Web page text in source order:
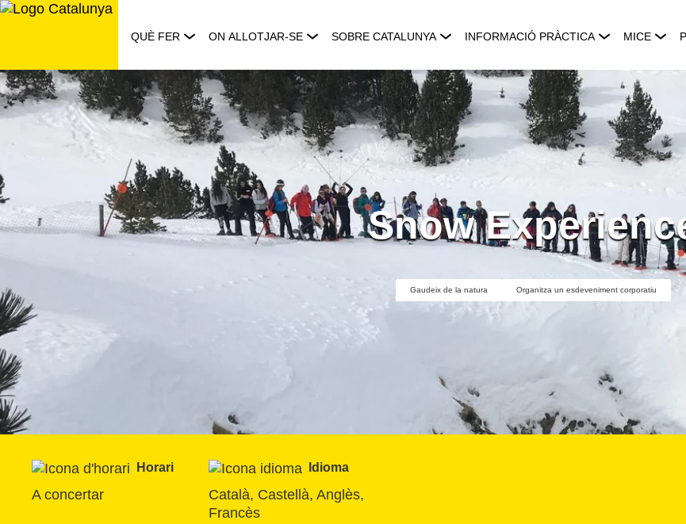
Saltar
QUÈ FER ON ALLOTJAR-SE SOBRE CATALUNYA INFORMACIÓ PRÀCTICA MICE
Snow
Gaudeix de la natura Organitza un esdeveniment corporatiu
Horari
A concertar
Idioma
Català, Castellà, Anglès,
Francès